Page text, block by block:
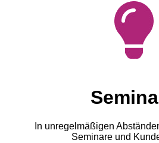
In unregelmäßigen
Seminare und